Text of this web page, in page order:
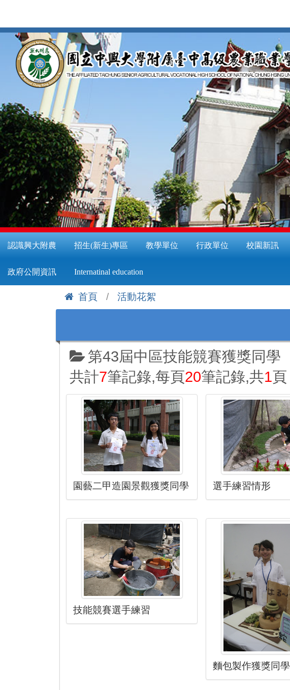
到
區
認識興大附農 招生(新生)專區 教學單位 行政單位 校園新訊
政府公開資訊 Internatinal education
首頁
活動花絮
第43屆中區技能競賽獲獎同學
共計7筆記錄,每頁20筆記錄,共1頁
園藝二甲造園景觀獲獎同學 選手練習情形
技能競賽選手練習
麵包製作獲獎同學